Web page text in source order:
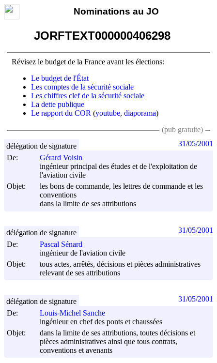
Nominations au JO
JORFTEXT000000406298
Révisez le budget de la France avant les élections:
Le budget de l'État
Les comptes de la sécurité sociale
Les chiffres clef de la sécurité sociale
La dette publique
Le rapport du COR (youtube, diaporama)
(pub gratuite)
De:
Gérard Voisin
ingénieur principal des études et de l'exploitation de
l'aviation civile
Objet:
les bons de commande, les lettres de commande et les
conventions
dans la limite de ses attributions
délégation de signature 31/05/2001
De:
Pascal Sénard
ingénieur de l'aviation civile
Objet:
tous actes, arrêtés, décisions et pièces administratives
relevant de ses attributions
délégation de signature 31/05/2001
De:
Louis-Michel Sanche
ingénieur en chef des ponts et chaussées
Objet:
dans la limite de ses attributions, toutes décisions et
pièces administratives ainsi que tous contrats,
conventions et avenants
délégation de signature 31/05/2001